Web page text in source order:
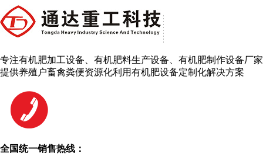
专注有机肥加工设备、有机肥料生产设备、有机肥制作设备厂家
提供养殖户畜禽粪便资源化利用有机肥设备定制化解决方案
全国统一销售热线：